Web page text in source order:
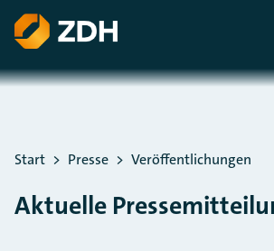
ZUM HAUPTINHALT SPRINGEN
ZUR SUCHE SPRINGEN
Start Presse Veröffentlichungen
Aktuelle